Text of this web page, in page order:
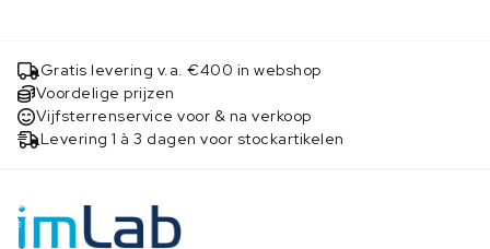
Gratis levering v.a. €400 in webshop
Voordelige prijzen
Vijfsterrenservice voor & na verkoop
Levering 1 à 3 dagen voor stockartikelen